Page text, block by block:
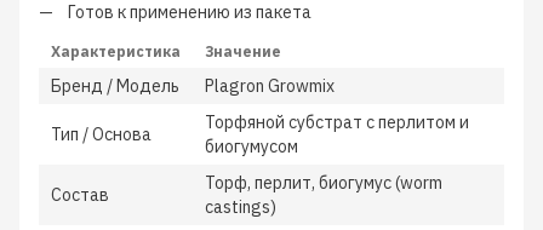
Готов к применению из пакета
Характеристика Значение
Бренд / Модель Plagron Growmix
Тип / Основа
Торфяной субстрат с перлитом и
биогумусом
Состав
Торф, перлит, биогумус (worm
castings)